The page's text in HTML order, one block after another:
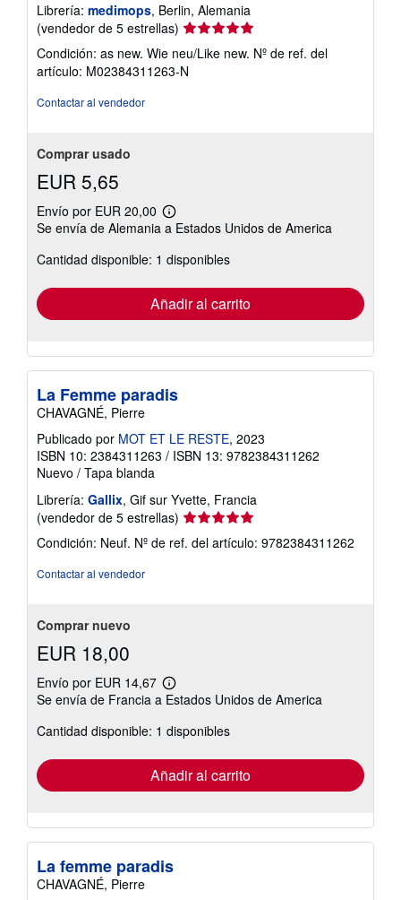
Librería: medimops, Berlin, Alemania
(vendedor de 5 estrellas) Calificación
del
vendedor:
5
Condición: as new. Wie neu/Like new. Nº de ref. del
artículo: M02384311263-N
Contactar al vendedor
Comprar usado
EUR 5,65
Envío por EUR 20,00
Más
información
las
tarifas
envío
Se envía de Alemania a Estados Unidos de America
Cantidad disponible: 1 disponibles
Añadir al carrito
La Femme paradis
CHAVAGNÉ, Pierre
Publicado por MOT ET LE RESTE, 2023
ISBN 10: 2384311263 / ISBN 13: 9782384311262
Nuevo / Tapa blanda
Librería: Gallix, Gif sur Yvette, Francia
(vendedor de 5 estrellas) Calificación
del
vendedor:
Condición: Neuf. Nº de ref. del artículo: 9782384311262
Contactar al vendedor
Comprar nuevo
EUR 18,00
Envío por EUR 14,67
Más
información
las
tarifas
envío
Se envía de Francia a Estados Unidos de America
Cantidad disponible: 1 disponibles
Añadir al carrito
La femme paradis
CHAVAGNÉ, Pierre